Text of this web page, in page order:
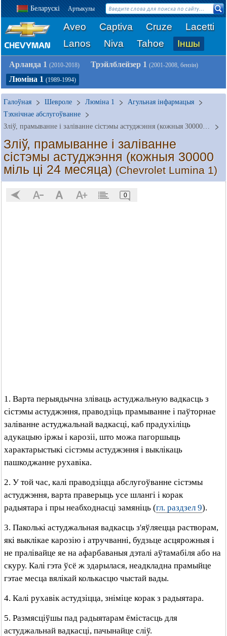
Беларускі Артыкулы
Aveo Captiva Cruze
Lacetti
Lanos
Niva Tahoe Іншы
Арланда 1 (2010-2018) Трэйлблейзер 1 (2001-2008, бензін)
Люміна 1 (1989-1994)
Галоўная Шевроле Люміна 1
Агульная інфармацыя
Тэхнічнае абслугоўванне
Зліў, прамыванне і заліванне сістэмы астуджэння (кожныя 30000 міль ці 24 месяца)
Зліў, прамыванне і заліванне
сістэмы астуджэння (кожныя 30000
міль ці 24 месяца) (Chevrolet Lumina 1)
0
1. Варта перыядычна зліваць астуджальную вадкасць з
сістэмы астуджэння, праводзіць прамыванне і паўторнае
заліванне астуджальнай вадкасці, каб прадухіліць
адукацыю іржы і карозіі, што можа пагоршыць
характарыстыкі сістэмы астуджэння і выклікаць
пашкоджанне рухавіка.
2. У той час, калі праводзіцца абслугоўванне сістэмы
астуджэння, варта праверыць усе шлангі і корак
радыятара і пры неабходнасці замяніць (гл. раздзел 9).
3. Паколькі астуджальная вадкасць з'яўляецца растворам,
які выклікае карозію і атручванні, будзьце асцярожныя і
не пралівайце яе на афарбаваныя дэталі аўтамабіля або на
скуру. Калі гэта ўсё ж здарылася, неадкладна прамыйце
гэтае месца вялікай колькасцю чыстай вады.
4. Калі рухавік астудзіцца, зніміце корак з радыятара.
5. Размясціўшы пад радыятарам ёмістасць для
астуджальнай вадкасці, пачынайце сліў.